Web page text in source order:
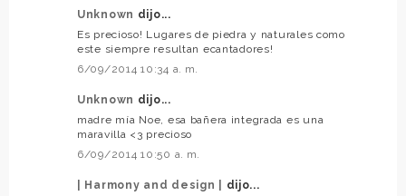
Unknown dijo...
Es precioso! Lugares de piedra y naturales como
este siempre resultan ecantadores!
6/09/2014 10:34 a. m.
Unknown dijo...
madre mía Noe, esa bañera integrada es una
maravilla <3 precioso
6/09/2014 10:50 a. m.
| Harmony and design |
dijo...